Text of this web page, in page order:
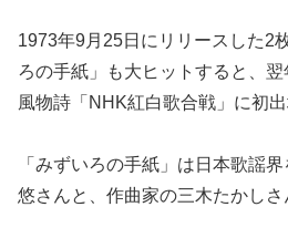
1973年9月25日にリリースした2
ろの手紙」も大ヒットすると、
風物詩「NHK紅白歌合戦」に初
「みずいろの手紙」は日本歌謡
悠さんと、作曲家の三木たかしさ